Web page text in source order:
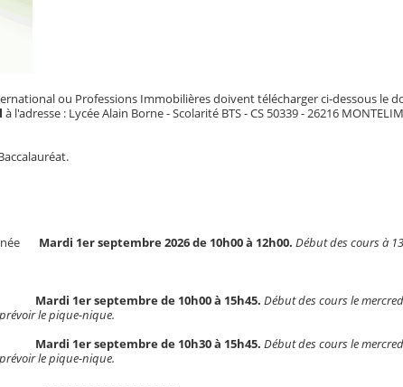
ou Professions Immobilières doivent télécharger ci-dessous le
à l'adresse : Lycée Alain Borne - Scolarité BTS - CS 50339 - 26216
Mardi 1er septembre 2026 de 10h00 à 12h00. Début des cours à
Mardi 1er septembre de 10h00 à 15h45. Début des cours le
le pique-nique.
Mardi 1er septembre de 10h30 à 15h45. Début des cours le
le pique-nique.